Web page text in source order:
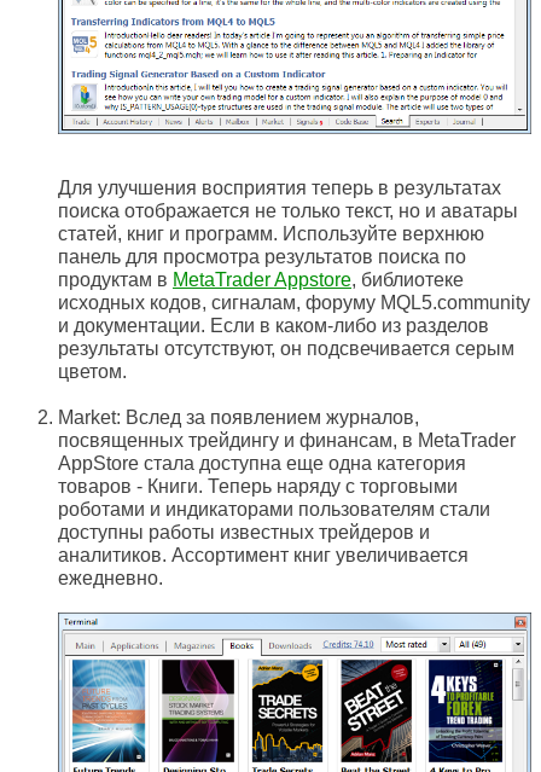
Для улучшения восприятия теперь в результатах
поиска отображается не только текст, но и аватары
статей, книг и программ. Используйте верхнюю
панель для просмотра результатов поиска по
продуктам в MetaTrader Appstore, библиотеке
исходных кодов, сигналам, форуму MQL5.community
и документации. Если в каком-либо из разделов
результаты отсутствуют, он подсвечивается серым
цветом.
Market: Вслед за появлением журналов,
посвященных трейдингу и финансам, в MetaTrader
AppStore стала доступна еще одна категория
товаров - Книги. Теперь наряду с торговыми
роботами и индикаторами пользователям стали
доступны работы известных трейдеров и
аналитиков. Ассортимент книг увеличивается
ежедневно.